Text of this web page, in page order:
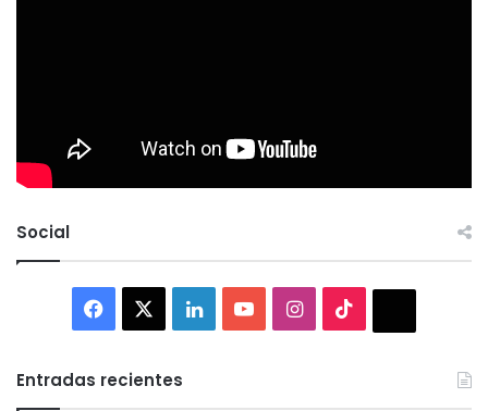
Social
Facebook LinkedInYouTubeInstagram
Entradas recientes